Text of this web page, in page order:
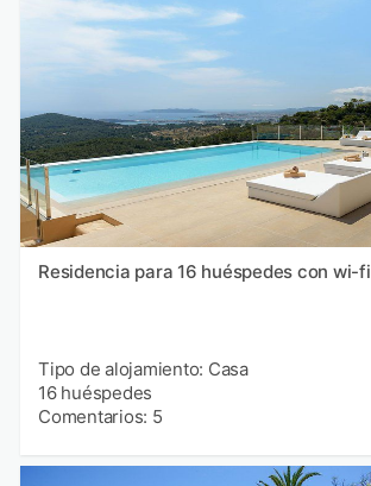
Residencia para 16 huéspedes con wi-fi
Tipo de alojamiento: Casa
16 huéspedes
Comentarios: 5